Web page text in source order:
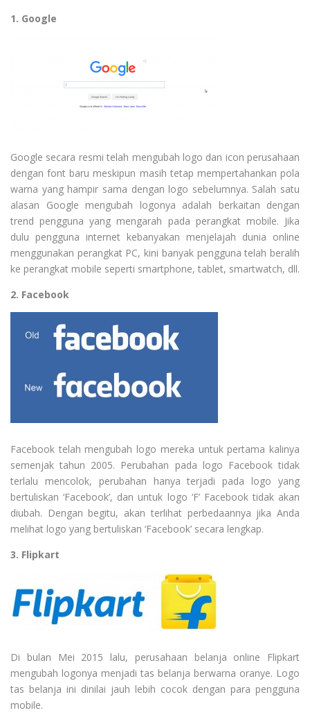
1. Google
Google secara resmi telah mengubah logo dan icon perusahaan
dengan font baru meskipun masih tetap mempertahankan pola
warna yang hampir sama dengan logo sebelumnya. Salah satu
alasan Google mengubah logonya adalah berkaitan dengan
trend pengguna yang mengarah pada perangkat mobile. Jika
dulu pengguna internet kebanyakan menjelajah dunia online
menggunakan perangkat PC, kini banyak pengguna telah beralih
ke perangkat mobile seperti smartphone, tablet, smartwatch, dll.
2. Facebook
Facebook telah mengubah logo mereka untuk pertama kalinya
semenjak tahun 2005. Perubahan pada logo Facebook tidak
terlalu mencolok, perubahan hanya terjadi pada logo yang
bertuliskan ‘Facebook’, dan untuk logo ‘F’ Facebook tidak akan
diubah. Dengan begitu, akan terlihat perbedaannya jika Anda
melihat logo yang bertuliskan ‘Facebook’ secara lengkap.
3. Flipkart
Di bulan Mei 2015 lalu, perusahaan belanja online Flipkart
mengubah logonya menjadi tas belanja berwarna oranye. Logo
tas belanja ini dinilai jauh lebih cocok dengan para pengguna
mobile.